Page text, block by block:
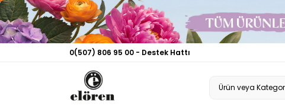
0(507) 806 95 00 - Destek Hattı